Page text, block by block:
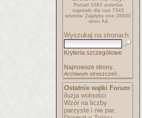
Ponad 1062 autorów
napisało dla nas 7343
tekstów. Zajęłyby one 28930
stron A4
Wyszukaj na stronach:
Kryteria szczegółowe
Najnowsze strony..
Archiwum streszczeń..
Ostatnie wątki Forum:
iluzja wolności
Wzór na liczby
parzyste i nie par..